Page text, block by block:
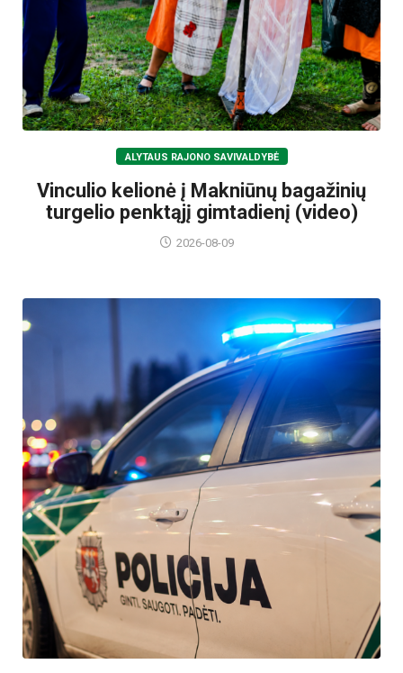
ALYTAUS RAJONO SAVIVALDYBĖ
Vinculio kelionė į Makniūnų bagažinių
turgelio penktąjį gimtadienį (video)
2026-08-09